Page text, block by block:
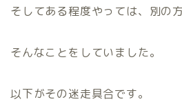
そしてある程度やっては、別の
そんなことをしていました。
以下がその迷走具合です。